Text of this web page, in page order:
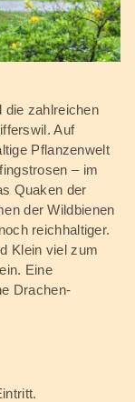
die zahlreichen
Auf
Pflanzenwelt
– im
Quaken der
der Wildbienen
reichhaltiger.
Klein viel zum
Eine
Drachen-